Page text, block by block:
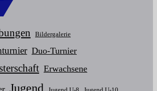
Bildergalerie
Duo-Turnier
Erwachsene
Jugend